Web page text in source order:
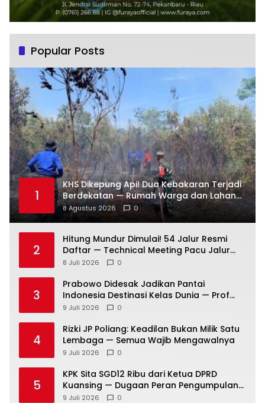
Popular Posts
1
KHS Dikepung Api! Dua Kebakaran Terjadi
Berdekatan — Rumah Warga dan Lahan
Terbakar
8 Agustus 2026 0
2
Hitung Mundur Dimulai! 54 Jalur Resmi
Daftar — Technical Meeting Pacu Jalur
Rayon III Benai Digelar Besok
8 Juli 2026 0
3
Prabowo Didesak Jadikan Pantai
Indonesia Destinasi Kelas Dunia — Prof
Sutan Nasomal: Perintahkan Kepala
9 Juli 2026 0
4
Rizki JP Poliang: Keadilan Bukan Milik Satu
Lembaga — Semua Wajib Mengawalnya
9 Juli 2026 0
5
KPK Sita SGD12 Ribu dari Ketua DPRD
Kuansing — Dugaan Peran Pengumpulan
Dana Alih Fungsi Hutan Diusut
9 Juli 2026 0